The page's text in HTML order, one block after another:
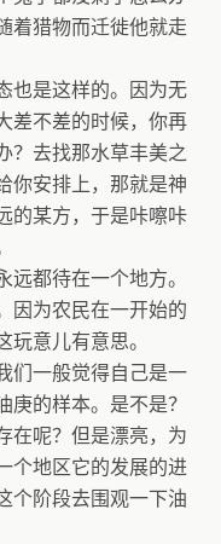
着猎物而迁徙他就走
也是这样的。因为无
差不差的时候，你再
？去找那水草丰美之
你安排上，那就是神
的某方，于是咔嚓咔
都待在一个地方。
因为农民在一开始的
意儿有意思。
们一般觉得自己是一
的样本。是不是？
在呢？但是漂亮，为
个地区它的发展的进
个阶段去围观一下油